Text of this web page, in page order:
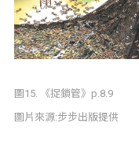
圖15. 《捉鎖管》p.8.9
圖片來源:步步出版提供